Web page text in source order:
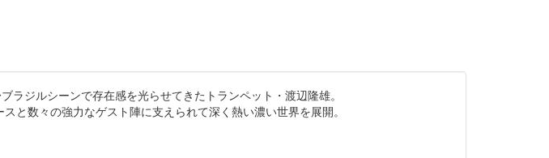
ジルシーンで存在感を光らせてきたトランペット・渡辺隆雄。
と数々の強力なゲスト陣に支えられて深く熱い濃い世界を展開。